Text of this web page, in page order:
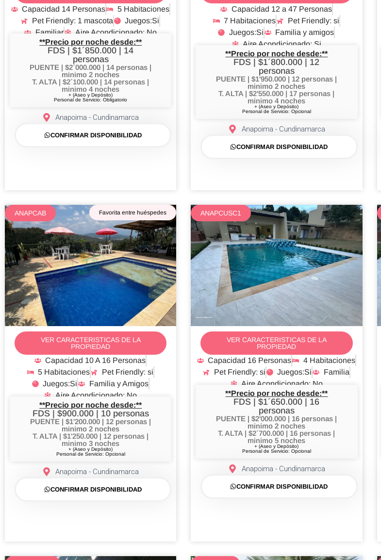
Capacidad 14 Personas
5 Habitaciones
Pet Friendly: 1 mascota
Juegos:Si
Familiar
Aire Acondicionado: No
**Precio por noche desde:**
FDS | $1´850.000 | 14
personas
PUENTE | $2´000.000 | 14 personas |
minimo 2 noches
T. ALTA | $2´100.000 | 14 personas |
minimo 4 noches
+ (Aseo y Depósito)
Personal de Servicio: Obligatorio
Anapoima - Cundinamarca
CONFIRMAR DISPONIBILIDAD
Capacidad 12 a 47 Personas
7 Habitaciones
Pet Friendly: si
Juegos:Si
Familia y amigos
Aire Acondicionado: Si
**Precio por noche desde:**
FDS | $1´800.000 | 12
personas
PUENTE | $1'950.000 | 12 personas |
minimo 2 noches
T. ALTA | $2'550.000 | 17 personas |
minimo 4 noches
+ (Aseo y Depósito)
Personal de Servicio: Opcional
Anapoima - Cundinamarca
CONFIRMAR DISPONIBILIDAD
ANAPCAB Favorita entre huéspedes
Anapoima ANAPCAB
VER CARACTERISTICAS DE LA
PROPIEDAD
Capacidad 10 A 16 Personas
5 Habitaciones
Pet Friendly: si
Juegos:Si
Familia y Amigos
Aire Acondicionado: No
**Precio por noche desde:**
FDS | $900.000 | 10 personas
PUENTE | $1'200.000 | 12 personas |
minimo 2 noches
T. ALTA | $1'250.000 | 12 personas |
minimo 3 noches
+ (Aseo y Depósito)
Personal de Servicio: Opcional
Anapoima - Cundinamarca
CONFIRMAR DISPONIBILIDAD
ANAPCUSC1
Anapoima ANAPCUSC1
VER CARACTERISTICAS DE LA
PROPIEDAD
Capacidad 16 Personas
4 Habitaciones
Pet Friendly: si
Juegos:Si
Familia
Aire Acondicionado: No
**Precio por noche desde:**
FDS | $1´650.000 | 16
personas
PUENTE | $2'000.000 | 16 personas |
minimo 2 noches
T. ALTA | $2´700.000 | 16 personas |
minimo 5 noches
+ (Aseo y Depósito)
Personal de Servicio: Opcional
Anapoima - Cundinamarca
CONFIRMAR DISPONIBILIDAD